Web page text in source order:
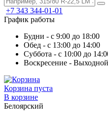
+7 343 344-01-01
График работы
Будни - с 9:00 до 18:00
Обед - с 13:00 до 14:00
Суббота - с 10:00 до
Воскресение - Выходной
Корзина пуста
В корзине
Белоярский